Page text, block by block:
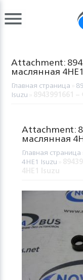
Attachment:
маслянная
Главная страница
Isuzu
Attachment:
маслянная
Главная страница
4НЕ1 Isuzu